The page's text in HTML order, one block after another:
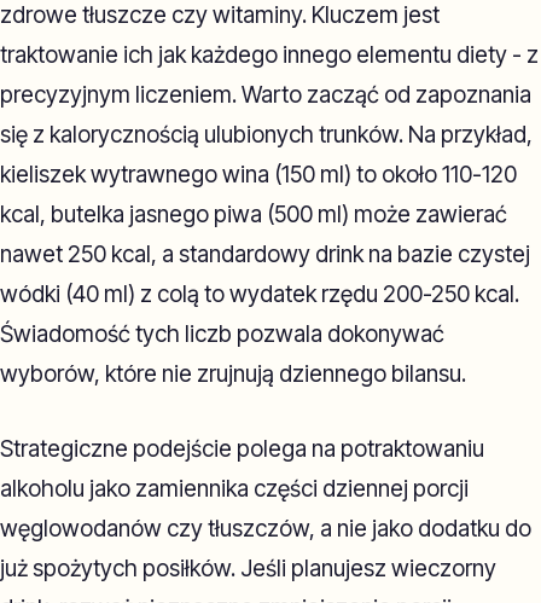
zdrowe tłuszcze czy witaminy. Kluczem jest
traktowanie ich jak każdego innego elementu diety - z
precyzyjnym liczeniem. Warto zacząć od zapoznania
się z kalorycznością ulubionych trunków. Na przykład,
kieliszek wytrawnego wina (150 ml) to około 110-120
kcal, butelka jasnego piwa (500 ml) może zawierać
nawet 250 kcal, a standardowy drink na bazie czystej
wódki (40 ml) z colą to wydatek rzędu 200-250 kcal.
Świadomość tych liczb pozwala dokonywać
wyborów, które nie zrujnują dziennego bilansu.
Strategiczne podejście polega na potraktowaniu
alkoholu jako zamiennika części dziennej porcji
węglowodanów czy tłuszczów, a nie jako dodatku do
już spożytych posiłków. Jeśli planujesz wieczorny